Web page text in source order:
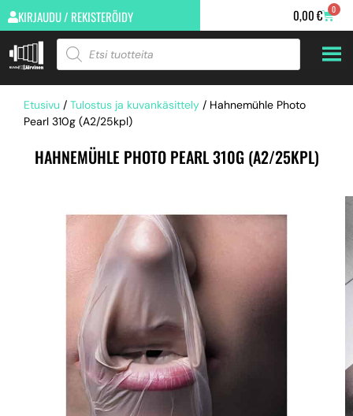
KIRJAUDU / REKISTERÖIDY 0,00€ 0
Etusivu / Tulostus ja kuvankäsittely / Hahnemühle Photo
Pearl 310g (A2/25kpl)
HAHNEMÜHLE PHOTO PEARL 310G (A2/25KPL)